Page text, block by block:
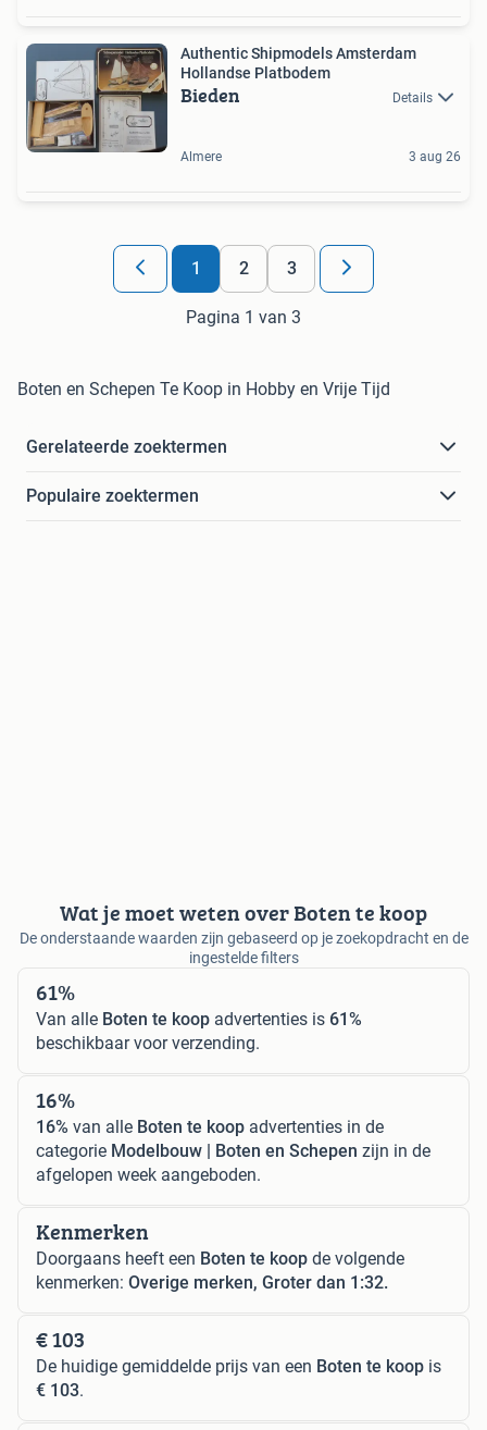
Authentic Shipmodels Amsterdam
Hollandse Platbodem
Bieden Details
Almere 3 aug 26
1 2 3
Pagina 1 van 3
Boten en Schepen Te Koop in Hobby en Vrije Tijd
Gerelateerde zoektermen
Populaire zoektermen
Wat je moet weten over Boten te koop
De onderstaande waarden zijn gebaseerd op je zoekopdracht en de
ingestelde filters
61%
Van alle Boten te koop advertenties is 61%
beschikbaar voor verzending.
16%
16% van alle Boten te koop advertenties in de
categorie Modelbouw | Boten en Schepen zijn in de
afgelopen week aangeboden.
Kenmerken
Doorgaans heeft een Boten te koop de volgende
kenmerken: Overige merken, Groter dan 1:32.
€ 103
De huidige gemiddelde prijs van een Boten te koop is
€ 103.